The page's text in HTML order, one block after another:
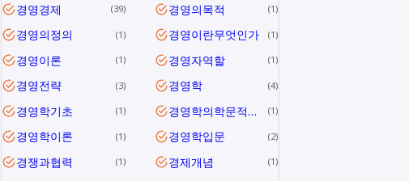
경영경제 39 경영의목적 1
경영의정의 1 경영이란무엇인가 1
경영이론 1 경영자역할 1
경영전략 3 경영학 4
경영학기초 1 경영학의학문적특성 1
경영학이론 1 경영학입문 2
경쟁과협력 1 경제개념 1